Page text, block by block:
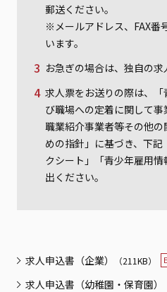
郵送ください。
※メールアドレス、FAX番
います。
お急ぎの場合は、独自の求
求人票をお送りの際は、
び職場への定着に関して事
職業紹介事業者等その他
めの指針」に基づき、下
クシート」「青少年雇用
出ください。
求人申込書（企業） （211KB）
求人申込書（幼稚園・保育園）